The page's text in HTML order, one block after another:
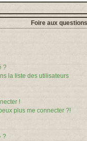
Foire aux
?
la liste des utilisateurs
!
plus me connecter ?!
?